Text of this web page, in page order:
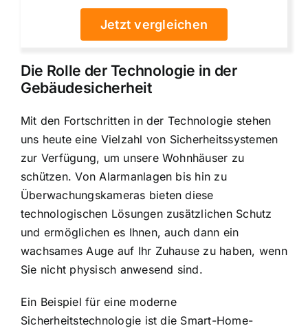
Jetzt vergleichen
Die Rolle der Technologie in der
Gebäudesicherheit
Mit den Fortschritten in der Technologie stehen
uns heute eine Vielzahl von Sicherheitssystemen
zur Verfügung, um unsere Wohnhäuser zu
schützen. Von Alarmanlagen bis hin zu
Überwachungskameras bieten diese
technologischen Lösungen zusätzlichen Schutz
und ermöglichen es Ihnen, auch dann ein
wachsames Auge auf Ihr Zuhause zu haben, wenn
Sie nicht physisch anwesend sind.
Ein Beispiel für eine moderne
Sicherheitstechnologie ist die Smart-Home-